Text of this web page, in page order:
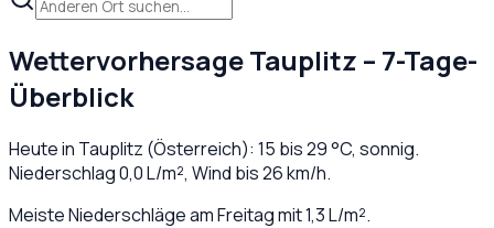
WettervorhersageTauplitz – 7-Tage-
Überblick
Heute in Tauplitz (Österreich): 15 bis29°C, sonnig.
Niederschlag0,0L/m², Wind bis26km/h.
Meiste Niederschläge am Freitag mit 1,3 L/m².